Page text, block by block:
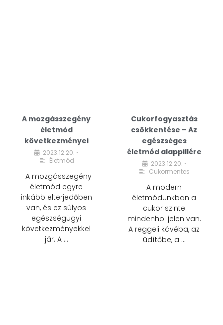
A mozgásszegény
életmód
következményei
2023.12.20. •
Életmód
A mozgásszegény
életmód egyre
inkább elterjedőben
van, és ez súlyos
egészségügyi
következményekkel
jár. A …
Cukorfogyasztás
csökkentése – Az
egészséges
életmód alappillére
2023.12.20. •
Cukormentes
A modern
életmódunkban a
cukor szinte
mindenhol jelen van.
A reggeli kávéba, az
üdítőbe, a …